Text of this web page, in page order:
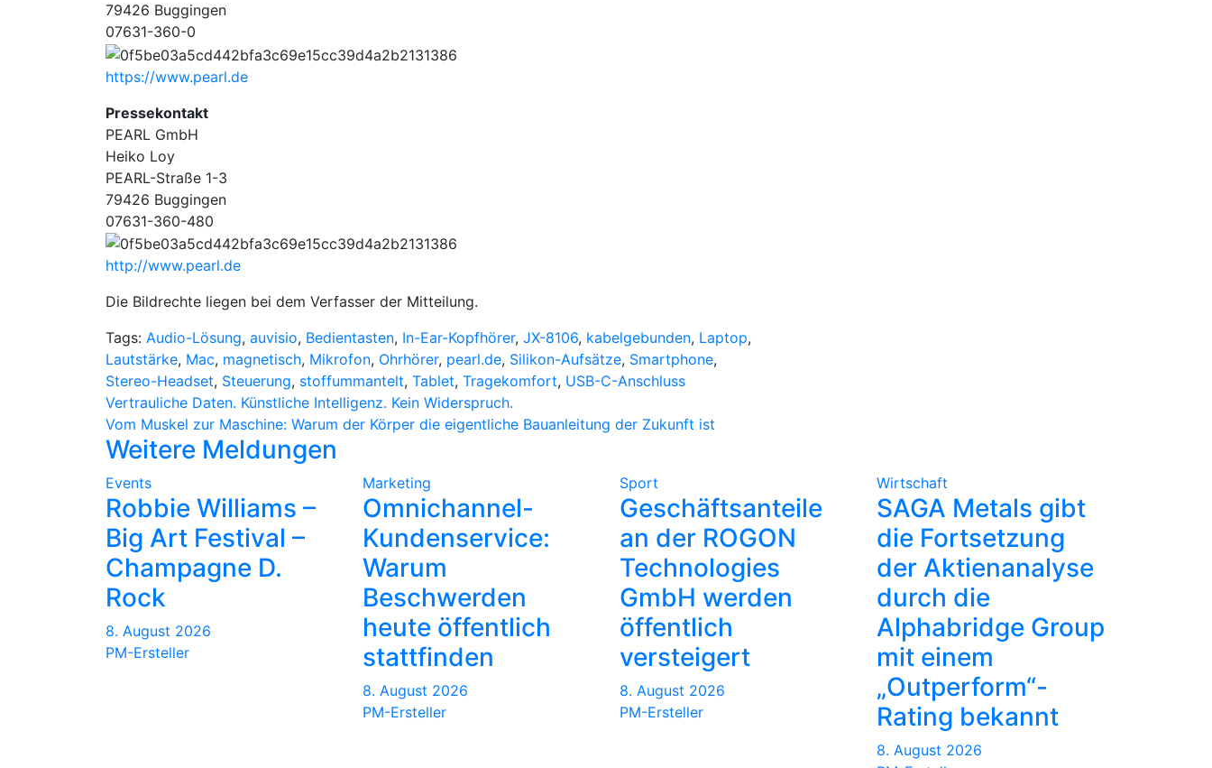
79426 Buggingen
07631-360-0
https://www.pearl.de
Pressekontakt
PEARL GmbH
Heiko Loy
PEARL-Straße 1-3
79426 Buggingen
07631-360-480
http://www.pearl.de
Die Bildrechte liegen bei dem Verfasser der Mitteilung.
Tags: Audio-Lösung, auvisio, Bedientasten, In-Ear-Kopfhörer, JX-8106, kabelgebunden, Laptop,
Lautstärke, Mac, magnetisch, Mikrofon, Ohrhörer, pearl.de, Silikon-Aufsätze, Smartphone,
Stereo-Headset, Steuerung, stoffummantelt, Tablet, Tragekomfort, USB-C-Anschluss
Beitragsnavigation
Vertrauliche Daten. Künstliche Intelligenz. Kein Widerspruch.
Vom Muskel zur Maschine: Warum der Körper die eigentliche Bauanleitung der Zukunft ist
Weitere Meldungen
Events
Robbie Williams –
Big Art Festival –
Champagne D.
Rock
8. August 2026
PM-Ersteller
Marketing
Omnichannel-
Kundenservice:
Warum
Beschwerden
heute öffentlich
stattfinden
8. August 2026
PM-Ersteller
Sport
Geschäftsanteile
an der ROGON
Technologies
GmbH werden
öffentlich
versteigert
8. August 2026
PM-Ersteller
Wirtschaft
SAGA Metals gibt
die Fortsetzung
der Aktienanalyse
durch die
Alphabridge Group
mit einem
„Outperform“-
Rating bekannt
8. August 2026